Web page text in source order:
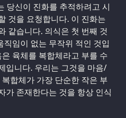
당신이 진화를 추적하려고 시
것을 요청합니다. 이 진화는
같습니다. 의식은 첫 번째 것
직임이 없는 무작위 적인 것입
육체를 복합체라고 부를 수
입니다. 우리는 그것을 마음/
합체가 가장 단순한 작은 부
가 존재한다는 것을 항상 인식